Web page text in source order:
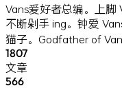
Vans爱好者总编。上脚
不断剁手 ing。钟爱
猫子。Godfather of
1807
文章
566